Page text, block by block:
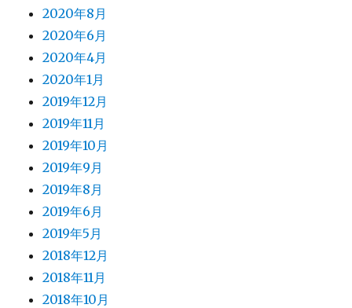
2020年8月
2020年6月
2020年4月
2020年1月
2019年12月
2019年11月
2019年10月
2019年9月
2019年8月
2019年6月
2019年5月
2018年12月
2018年11月
2018年10月